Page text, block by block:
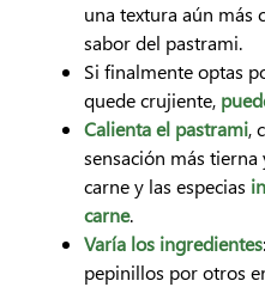
una textura aún más
sabor del pastrami.
Si finalmente optas
quede crujiente,
Calienta el pastrami,
sensación más
carne y las especias
carne.
Varía los ingredientes
pepinillos por otros